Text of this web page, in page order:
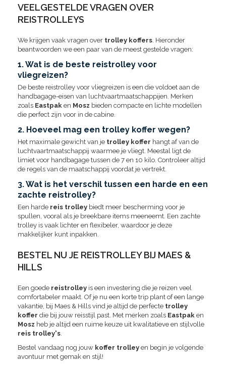
VEELGESTELDE VRAGEN OVER
REISTROLLEYS
We krijgen vaak vragen over trolley koffers. Hieronder
beantwoorden we een paar van de meest gestelde vragen:
1. Wat is de beste reistrolley voor
vliegreizen?
De beste reistrolley voor vliegreizen is een die voldoet aan de
handbagage-eisen van luchtvaartmaatschappijen. Merken
zoals Eastpak en Mosz bieden compacte en lichte modellen
die perfect zijn voor in de cabine.
2. Hoeveel mag een trolley koffer wegen?
Het maximale gewicht van je trolley koffer hangt af van de
luchtvaartmaatschappij waarmee je vliegt. Meestal ligt de
limiet voor handbagage tussen de 7 en 10 kilo. Controleer altijd
de regels van de maatschappij voordat je vertrekt.
3. Wat is het verschil tussen een harde en een
zachte reistrolley?
Een harde reis trolley biedt meer bescherming voor je
spullen, vooral als je breekbare items meeneemt. Een zachte
trolley is vaak lichter en flexibeler, waardoor je deze
makkelijker kunt inpakken.
BESTEL NU JE REISTROLLEY BIJ MAES &
HILLS
Een goede reistrolley is een investering die je reizen veel
comfortabeler maakt. Of je nu een korte trip plant of een lange
vakantie, bij Maes & Hills vind je altijd de perfecte trolley
koffer die bij jouw reisstijl past. Met merken zoals Eastpak en
Mosz heb je altijd een ruime keuze uit kwalitatieve en stijlvolle
reis trolley's.
Bestel vandaag nog jouw koffer trolley en begin je volgende
avontuur met gemak en stijl!